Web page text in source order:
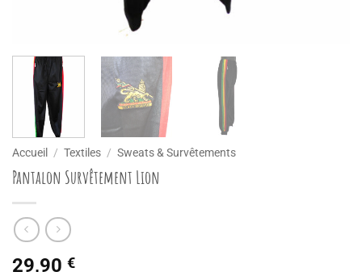
Accueil / Textiles / Sweats & Survêtements
Pantalon Survêtement Lion
29,90 €